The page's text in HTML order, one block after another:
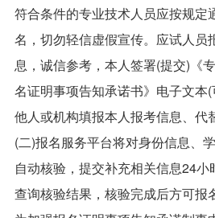
符合条件的专业技术人员应按规定
名，切勿轻信虚假宣传。应试人员
息，诚信参考，本人签署(提交)《
名证明事项告知承诺书》电子文本
他人或机构填报本人报考信息、代
(二)报名服务平台将对身份信息、
自动核验，提交补充相关信息24
查询核验结果，核验完成后方可报